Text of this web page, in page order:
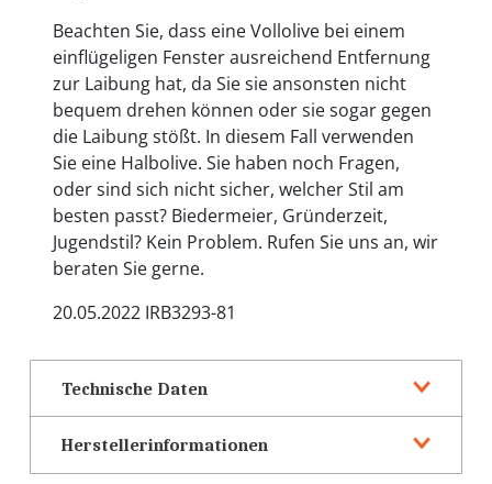
Beachten Sie, dass eine Vollolive bei einem
einflügeligen Fenster ausreichend Entfernung
zur Laibung hat, da Sie sie ansonsten nicht
bequem drehen können oder sie sogar gegen
die Laibung stößt. In diesem Fall verwenden
Sie eine Halbolive. Sie haben noch Fragen,
oder sind sich nicht sicher, welcher Stil am
besten passt? Biedermeier, Gründerzeit,
Jugendstil? Kein Problem. Rufen Sie uns an, wir
beraten Sie gerne.
20.05.2022 IRB3293-81
Technische Daten
Herstellerinformationen